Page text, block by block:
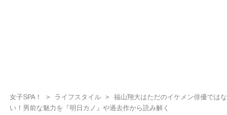
女子SPA！ ライフスタイル
福山翔大はただのイケメン俳優ではな
い！男前な魅力を『明日カノ』や過去作から読み解く